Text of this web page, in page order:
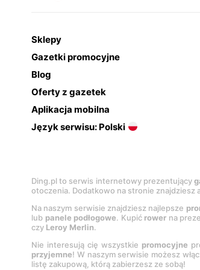
Sklepy
Gazetki promocyjne
Blog
Oferty z gazetek
Aplikacja mobilna
Język serwisu: Polski
Ding.pl to serwis internetowy prezentujący
otoczenia. Dodatkowo na stronie
Na naszym serwisie znajdziesz najlepsze
lub panele podłogowe. Kupić rower na
czy Leroy Merlin.
Nie interesują cię wszystkie promocyjne
przyjemne! W naszym serwisie możesz
listę zakupową, którą zabierzesz ze sobą!